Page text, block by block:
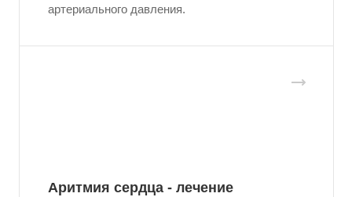
артериального давления.
Аритмия сердца - лечение